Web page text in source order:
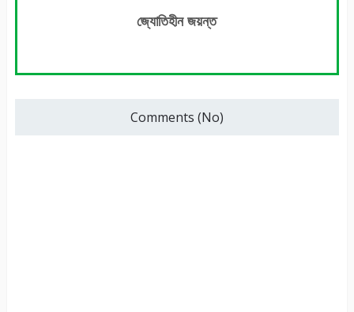
জ্যোতিহীন জয়ন্ত
Comments (No)